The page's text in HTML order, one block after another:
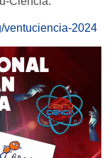
ventuciencia-2024